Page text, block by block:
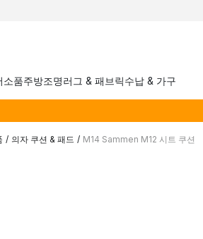
소품주방조명러그 & 패브릭수납 & 가구
/ 의자 쿠션 & 패드 / M14 Sammen M12 시트 쿠션